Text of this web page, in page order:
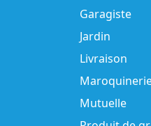
Garagiste
Jardin
Livraison
Mutuelle